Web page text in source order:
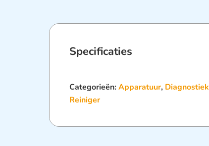
Specificaties
Categorieën:Apparatuur, Diagnostiek
Reiniger